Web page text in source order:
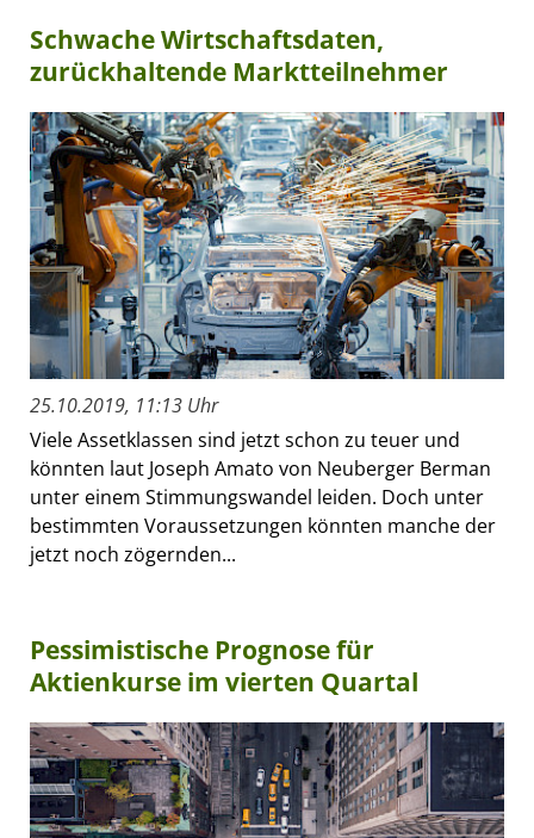
Schwache Wirtschaftsdaten,
zurückhaltende Marktteilnehmer
25.10.2019, 11:13 Uhr
Viele Assetklassen sind jetzt schon zu teuer und
könnten laut Joseph Amato von Neuberger Berman
unter einem Stimmungswandel leiden. Doch unter
bestimmten Voraussetzungen könnten manche der
jetzt noch zögernden...
Pessimistische Prognose für
Aktienkurse im vierten Quartal